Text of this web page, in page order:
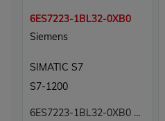
6ES7223-1BL32-0XB0
Siemens
SIMATIC S7
S7-1200
6ES7223-1BL32-0XB0 Module 32 entrées/sorties numériques Carte 32E/S 16E 16S Simatic S7 Siemens